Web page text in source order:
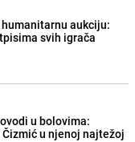
aukciju:
svih igrača
u bolovima:
u njenoj najtežoj